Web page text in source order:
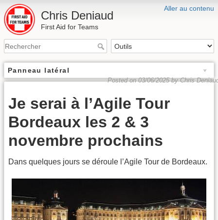
Aller au contenu
Chris Deniaud
First Aid for Teams
Panneau latéral
Posted on 03/06/2025 by Chris
Je serai à l’Agile Tour
Bordeaux les 2 & 3
novembre prochains
Dans quelques jours se déroule l’Agile Tour de Bordeaux.